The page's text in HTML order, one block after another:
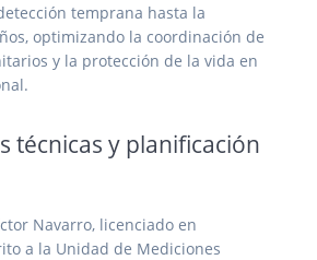
temprana hasta la
optimizando la coordinación de
y la protección de la vida en
técnicas y planificación
Navarro, licenciado en
a la Unidad de Mediciones